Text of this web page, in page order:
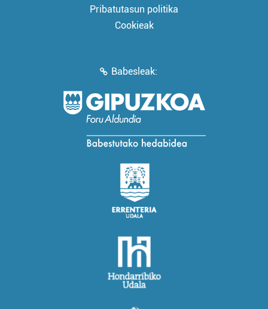
Pribatutasun politika
Cookieak
Babesleak: